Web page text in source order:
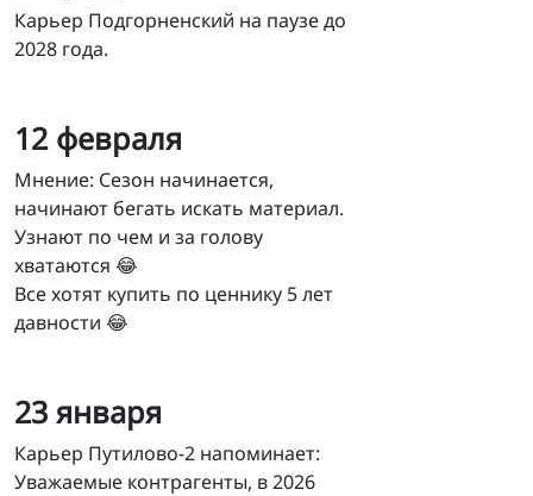
Карьер Подгорненский на паузе до
2028 года.
12 февраля
Мнение: Сезон начинается,
начинают бегать искать материал.
Узнают по чем и за голову
хватаются 😂
Все хотят купить по ценнику 5 лет
давности 😂
23 января
Карьер Путилово-2 напоминает:
Уважаемые контрагенты, в 2026